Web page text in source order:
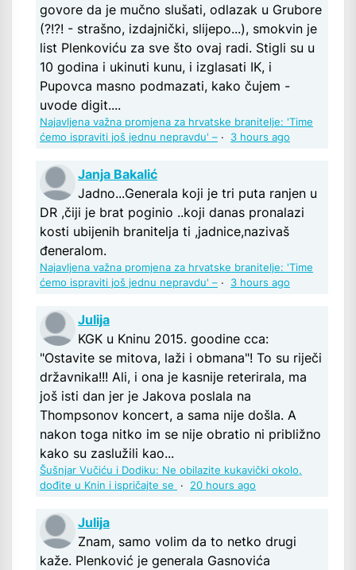
govore da je mučno slušati, odlazak u Grubore
(?!?! - strašno, izdajnički, slijepo...), smokvin je
list Plenkoviću za sve što ovaj radi. Stigli su u
10 godina i ukinuti kunu, i izglasati IK, i
Pupovca masno podmazati, kako čujem -
uvode digit....
Najavljena važna promjena za hrvatske branitelje: 'Time
ćemo ispraviti još jednu nepravdu' – · 3 hours ago
Janja Bakalić
Jadno...Generala koji je tri puta ranjen u
DR ,čiji je brat poginio ..koji danas pronalazi
kosti ubijenih branitelja ti ,jadnice,nazivaš
đeneralom.
Najavljena važna promjena za hrvatske branitelje: 'Time
ćemo ispraviti još jednu nepravdu' – · 3 hours ago
Julija
KGK u Kninu 2015. goodine cca:
"Ostavite se mitova, laži i obmana"! To su riječi
državnika!!! Ali, i ona je kasnije reterirala, ma
još isti dan jer je Jakova poslala na
Thompsonov koncert, a sama nije došla. A
nakon toga nitko im se nije obratio ni približno
kako su zaslužili kao...
Šušnjar Vučiću i Dodiku: Ne obilazite kukavički okolo,
dođite u Knin i ispričajte se
· 20 hours ago
Julija
Znam, samo volim da to netko drugi
kaže. Plenković je generala Gasnovića